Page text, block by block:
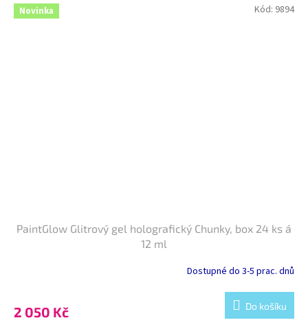
Novinka
PaintGlow Glitrový gel holografický Chunky, box 24 ks á
12 ml
Dostupné do 3-5 prac. dnů
2 050 Kč Do košíku
Kód: 9894